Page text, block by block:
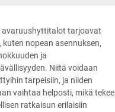
avaruushyttitalot tarjoavat
kuten nopean asennuksen,
ja
Niitä voidaan
tarpeisiin, ja niiden
vaihtaa helposti, mikä tekee
ratkaisun erilaisiin